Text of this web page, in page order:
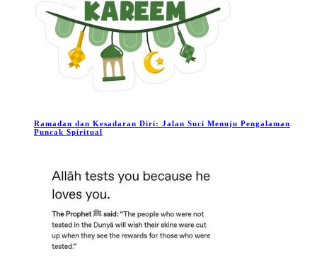
Ramadan dan Kesadaran Diri: Jalan Suci Menuju Pengalaman
Puncak Spiritual